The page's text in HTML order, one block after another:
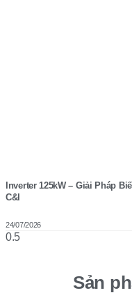
Inverter 125kW – Giải Pháp
C&I
24/07/2026
Sản